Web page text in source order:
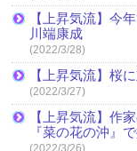
【上昇気流】今
川端康成
(2022/3/28)
【上昇気流】桜
(2022/3/27)
【上昇気流】作
『菜の花の沖』で
(2022/3/26)